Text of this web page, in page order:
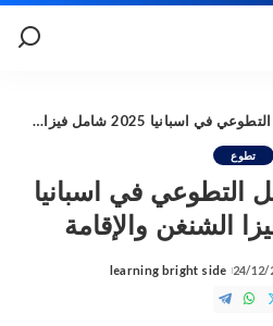
2025 شامل فيزا الشنغن والإقامة
تطوع
التطوعي في اسبانيا
24/12/
Posted
by
learning bright side